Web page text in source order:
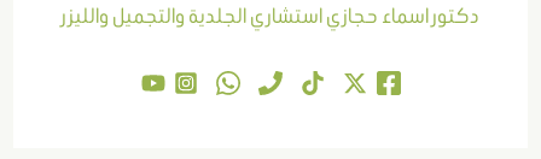
دكتور اسماء حجازي استشاري الجلدية والتجميل والليزر